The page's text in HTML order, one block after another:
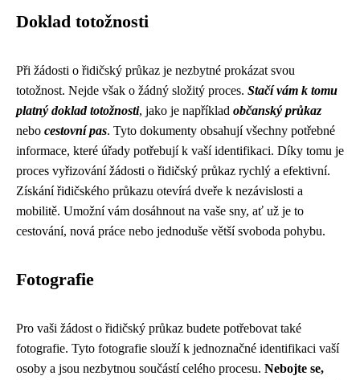
Doklad totožnosti
Při žádosti o řidičský průkaz je nezbytné prokázat svou
totožnost. Nejde však o žádný složitý proces. Stačí vám k tomu
platný doklad totožnosti, jako je například občanský průkaz
nebo cestovní pas. Tyto dokumenty obsahují všechny potřebné
informace, které úřady potřebují k vaší identifikaci. Díky tomu je
proces vyřizování žádosti o řidičský průkaz rychlý a efektivní.
Získání řidičského průkazu otevírá dveře k nezávislosti a
mobilitě. Umožní vám dosáhnout na vaše sny, ať už je to
cestování, nová práce nebo jednoduše větší svoboda pohybu.
Fotografie
Pro vaši žádost o řidičský průkaz budete potřebovat také
fotografie. Tyto fotografie slouží k jednoznačné identifikaci vaší
osoby a jsou nezbytnou součástí celého procesu. Nebojte se,